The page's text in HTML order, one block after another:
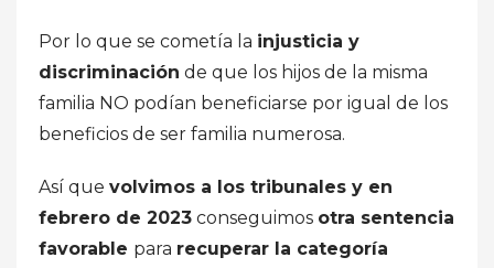
Por lo que se cometía la injusticia y
discriminación de que los hijos de la misma
familia NO podían beneficiarse por igual de los
beneficios de ser familia numerosa.
Así que volvimos a los tribunales y en
febrero de 2023 conseguimos otra sentencia
favorable para recuperar la categoría